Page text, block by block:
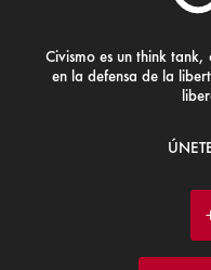
Civismo es un think
en la defensa de la